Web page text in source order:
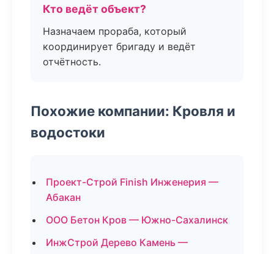
Кто ведёт объект?
Назначаем прораба, который
координирует бригаду и ведёт
отчётность.
Похожие компании: Кровля и
водостоки
Проект-Строй Finish Инженерия —
Абакан
ООО Бетон Кров — Южно-Сахалинск
ИнжСтрой Дерево Камень —